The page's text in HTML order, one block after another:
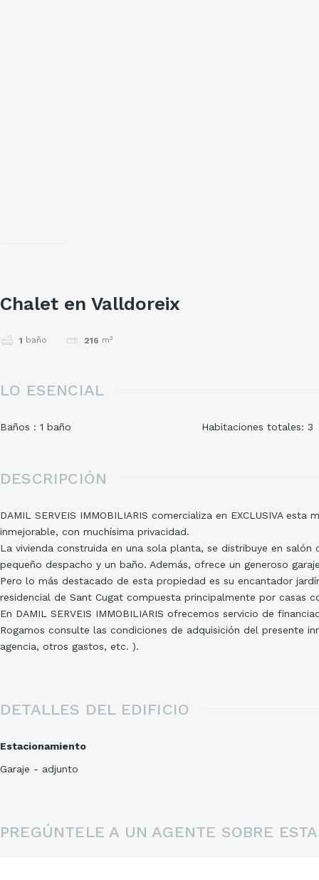
Chalet en Valldoreix
1 baño 216 m²
LO ESENCIAL
Baños : 1 baño Habitaciones totales: 3
DESCRIPCIÓN
DAMIL SERVEIS IMMOBILIARIS comercializa en EXCLUSIVA
inmejorable, con muchísima privacidad.
La vivienda construida en una sola planta, se distribuye en
pequeño despacho y un baño. Además, ofrece un generoso
Pero lo más destacado de esta propiedad es su encantador
residencial de Sant Cugat compuesta principalmente por casas
En DAMIL SERVEIS IMMOBILIARIS ofrecemos servicio de
Rogamos consulte las condiciones de adquisición del presente
agencia, otros gastos, etc. ).
DETALLES DEL EDIFICIO
Estacionamiento
Garaje - adjunto
PREGÚNTELE A UN AGENTE SOBRE